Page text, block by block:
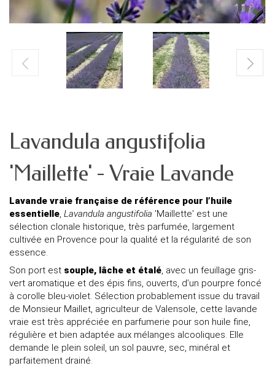
Lavandula angustifolia
'Maillette' - Vraie Lavande
Lavande vraie française de référence pour l’huile
essentielle, Lavandula angustifolia 'Maillette' est une
sélection clonale historique, très parfumée, largement
cultivée en Provence pour la qualité et la régularité de son
essence.
Son port est souple, lâche et étalé, avec un feuillage gris-
vert aromatique et des épis fins, ouverts, d’un pourpre foncé
à corolle bleu-violet. Sélection probablement issue du travail
de Monsieur Maillet, agriculteur de Valensole, cette lavande
vraie est très appréciée en parfumerie pour son huile fine,
régulière et bien adaptée aux mélanges alcooliques. Elle
demande le plein soleil, un sol pauvre, sec, minéral et
parfaitement drainé.